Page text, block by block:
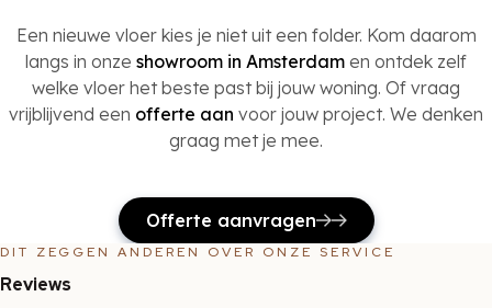
Een nieuwe vloer kies je niet uit een folder. Kom daarom
langs in onze showroom in Amsterdam en ontdek zelf
welke vloer het beste past bij jouw woning. Of vraag
vrijblijvend een offerte aan voor jouw project. We denken
graag met je mee.
Offerte aanvragen
DIT ZEGGEN ANDEREN OVER ONZE SERVICE
Reviews